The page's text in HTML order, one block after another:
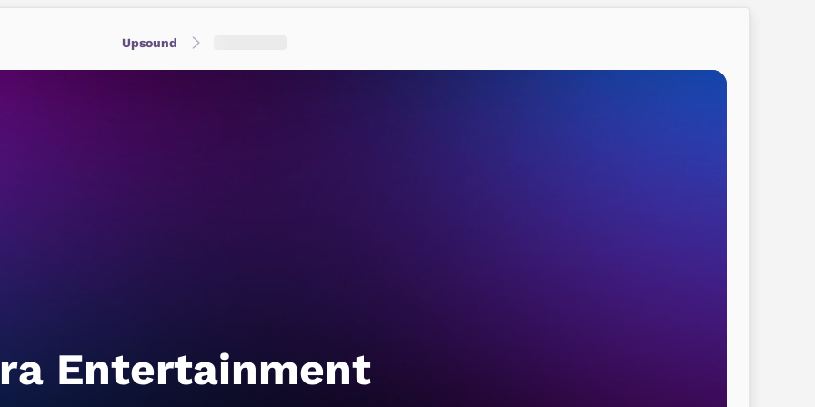
Upsound
Entertainment